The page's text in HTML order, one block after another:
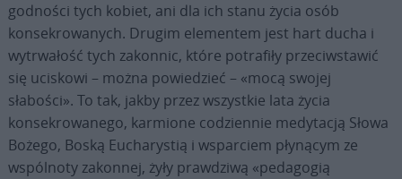
godności tych kobiet, ani dla ich stanu życia osób
konsekrowanych. Drugim elementem jest hart ducha i
wytrwałość tych zakonnic, które potrafiły przeciwstawić
się uciskowi – można powiedzieć – «mocą swojej
słabości». To tak, jakby przez wszystkie lata życia
konsekrowanego, karmione codziennie medytacją Słowa
Bożego, Boską Eucharystią i wsparciem płynącym ze
wspólnoty zakonnej, żyły prawdziwą «pedagogią